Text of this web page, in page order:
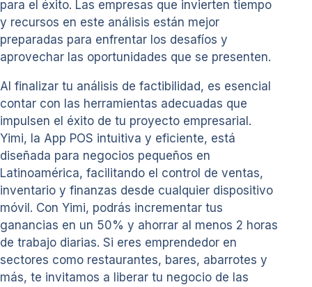
para el éxito. Las empresas que invierten tiempo
y recursos en este análisis están mejor
preparadas para enfrentar los desafíos y
aprovechar las oportunidades que se presenten.
Al finalizar tu análisis de factibilidad, es esencial
contar con las herramientas adecuadas que
impulsen el éxito de tu proyecto empresarial.
Yimi, la App POS intuitiva y eficiente, está
diseñada para negocios pequeños en
Latinoamérica, facilitando el control de ventas,
inventario y finanzas desde cualquier dispositivo
móvil. Con Yimi, podrás incrementar tus
ganancias en un 50% y ahorrar al menos 2 horas
de trabajo diarias. Si eres emprendedor en
sectores como restaurantes, bares, abarrotes y
más, te invitamos a liberar tu negocio de las